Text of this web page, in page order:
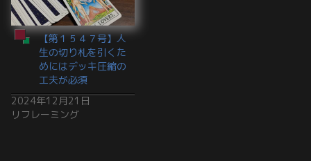
【第１５４７号】人
生の切り札を引くた
めにはデッキ圧縮の
工夫が必須
2024年12月21日
リフレーミング